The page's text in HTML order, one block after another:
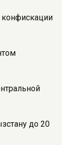
конфискации
до 20